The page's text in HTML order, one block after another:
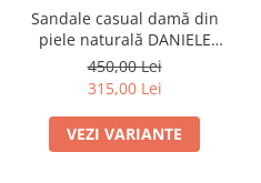
Sandale casual damă din
piele naturală DANIELE
GILARDO 4AT-26242
450,00 Lei
315,00 Lei
VEZI VARIANTE